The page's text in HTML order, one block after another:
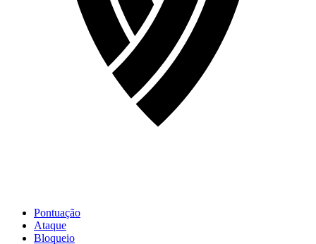
Pontuação
Ataque
Bloqueio